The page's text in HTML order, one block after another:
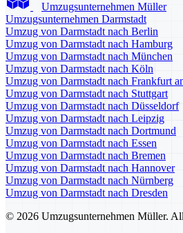
Umzugsunternehmen Müller
Umzugsunternehmen Darmstadt
Umzug von Darmstadt nach Berlin
Umzug von Darmstadt nach Hamburg
Umzug von Darmstadt nach München
Umzug von Darmstadt nach Köln
Umzug von Darmstadt nach Frankfurt
Umzug von Darmstadt nach Stuttgart
Umzug von Darmstadt nach Düsseldorf
Umzug von Darmstadt nach Leipzig
Umzug von Darmstadt nach Dortmund
Umzug von Darmstadt nach Essen
Umzug von Darmstadt nach Bremen
Umzug von Darmstadt nach Hannover
Umzug von Darmstadt nach Nürnberg
Umzug von Darmstadt nach Dresden
© 2026 Umzugsunternehmen Müller.